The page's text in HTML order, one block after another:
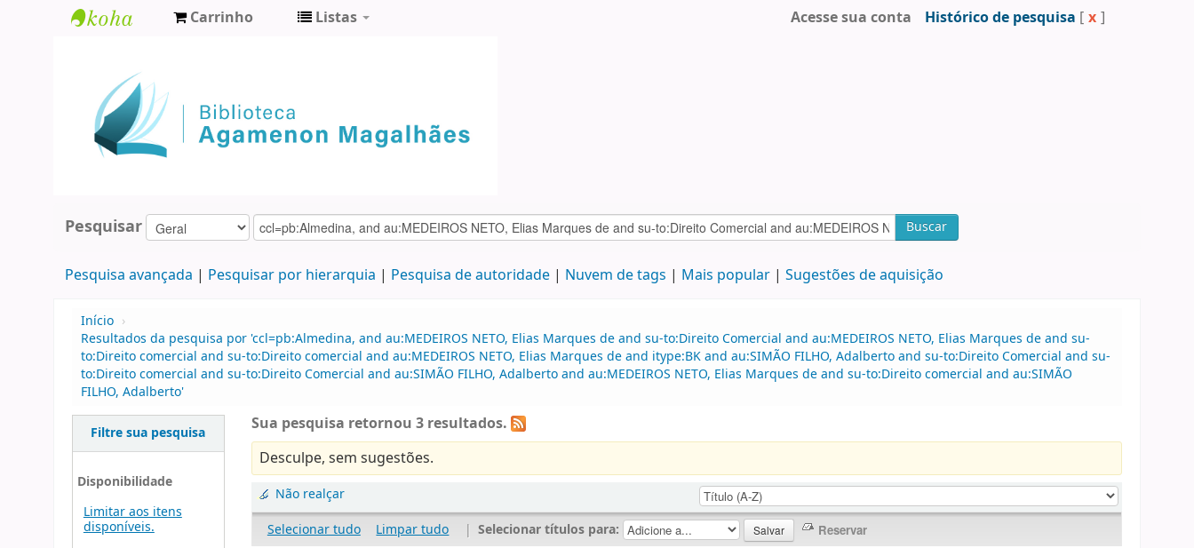
Agamenon
Magalhães
Carrinho Listas Acesse sua conta Histórico de pesquisa [ x ]
Pesquisar Buscar
Pesquisa avançada Pesquisar por hierarquia Pesquisa de autoridade Nuvem de tags Mais popular Sugestões de aquisição
Início ›
Resultados da pesquisa por 'ccl=pb:Almedina, and au:MEDEIROS NETO, Elias Marques de and su-to:Direito Comercial and au:MEDEIROS NETO, Elias Marques de and su-
to:Direito comercial and su-to:Direito comercial and au:MEDEIROS NETO, Elias Marques de and itype:BK and au:SIMÃO FILHO, Adalberto and su-to:Direito Comercial and su-
to:Direito comercial and su-to:Direito Comercial and au:SIMÃO FILHO, Adalberto and au:MEDEIROS NETO, Elias Marques de and su-to:Direito comercial and au:SIMÃO
FILHO, Adalberto'
Filtre sua pesquisa
Disponibilidade
Limitar aos itens
disponíveis.
Sua pesquisa retornou 3 resultados.
Desculpe, sem sugestões.
Não realçar
Selecionar tudo
Limpar tudo | Selecionar títulos para: